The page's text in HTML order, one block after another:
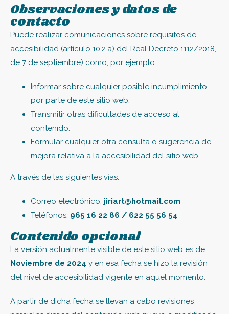
Observaciones y datos de
contacto
Puede realizar comunicaciones sobre requisitos de
accesibilidad (artículo 10.2.a) del Real Decreto 1112/2018,
de 7 de septiembre) como, por ejemplo:
Informar sobre cualquier posible incumplimiento
por parte de este sitio web.
Transmitir otras dificultades de acceso al
contenido.
Formular cualquier otra consulta o sugerencia de
mejora relativa a la accesibilidad del sitio web.
A través de las siguientes vías:
Correo electrónico: jiriart@hotmail.com
Teléfonos: 965 16 22 86 / 622 55 56 54
Contenido opcional
La versión actualmente visible de este sitio web es de
Noviembre de 2024 y en esa fecha se hizo la revisión
del nivel de accesibilidad vigente en aquel momento.
A partir de dicha fecha se llevan a cabo revisiones